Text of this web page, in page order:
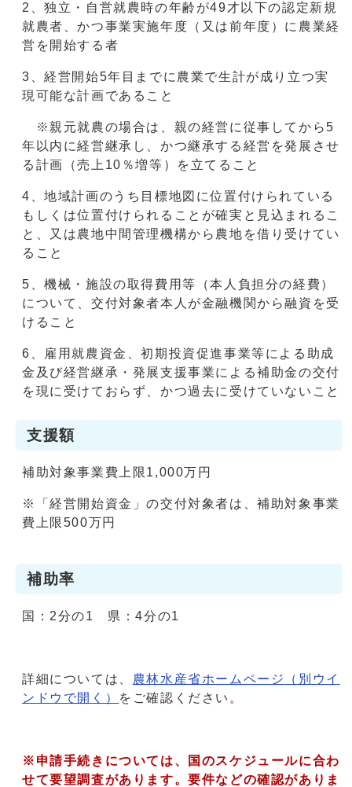
2、独立・自営就農時の年齢が49才以下の認定新規
就農者、かつ事業実施年度（又は前年度）に農業経
営を開始する者
3、経営開始5年目までに農業で生計が成り立つ実
現可能な計画であること
※親元就農の場合は、親の経営に従事してから5
年以内に経営継承し、かつ継承する経営を発展させ
る計画（売上10％増等）を立てること
4、地域計画のうち目標地図に位置付けられている
もしくは位置付けられることが確実と見込まれるこ
と、又は農地中間管理機構から農地を借り受けてい
ること
5、機械・施設の取得費用等（本人負担分の経費）
について、交付対象者本人が金融機関から融資を受
けること
6、雇用就農資金、初期投資促進事業等による助成
金及び経営継承・発展支援事業による補助金の交付
を現に受けておらず、かつ過去に受けていないこと
支援額
補助対象事業費上限1,000万円
※「経営開始資金」の交付対象者は、補助対象事業
費上限500万円
補助率
国：2分の1 県：4分の1
詳細については、 農林水産省ホームページ
（別ウイ
ンドウで開く）
をご確認ください。
※申請手続きについては、国のスケジュールに合わ
せて要望調査があります。要件などの確認がありま